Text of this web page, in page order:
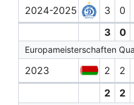
2024-2025 3 0
3
0
Europameisterschaften
2023 2 2
2
2